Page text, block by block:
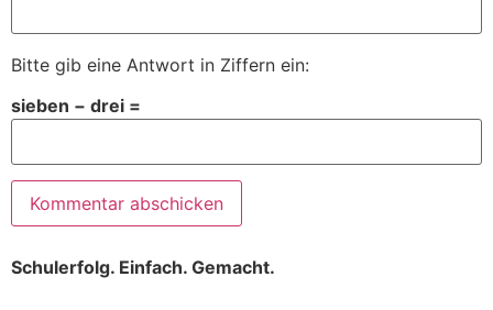
Bitte gib eine Antwort in Ziffern ein:
sieben − drei =
Schulerfolg. Einfach. Gemacht.